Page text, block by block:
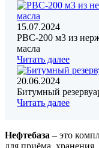
15.07.2024
РВС-200 м3 из
масла
Читать далее
20.06.2024
Битумный
Читать далее
Нефтебаза – это
для приёма, хранения,